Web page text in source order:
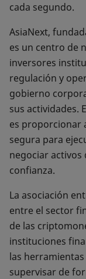
cada segundo.
AsiaNext,
es un centro de
inversores
regulación y
gobierno
sus actividades.
es proporcionar
segura para
negociar activos
confianza.
La asociación
entre el sector
de las
instituciones
las
supervisar de